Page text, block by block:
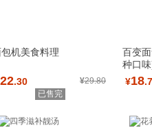
包机美食料理
22.30 ¥29.80
已售完
百变
种口
¥18